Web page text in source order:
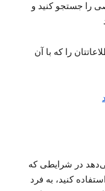
را جستجو کنید و
را که با آن
در شرایطی که
کنید، به فرد